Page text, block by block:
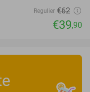
Regulier €62
€39,90